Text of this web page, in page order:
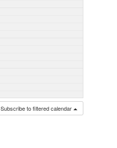
Subscribe to filtered calendar